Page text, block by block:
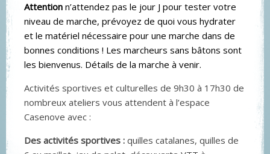
Attention n’attendez pas le jour J pour tester votre
niveau de marche, prévoyez de quoi vous hydrater
et le matériel nécessaire pour une marche dans de
bonnes conditions ! Les marcheurs sans bâtons sont
les bienvenus. Détails de la marche à venir.
Activités sportives et culturelles de 9h30 à 17h30 de
nombreux ateliers vous attendent à l’espace
Casenove avec :
Des activités sportives : quilles catalanes, quilles de